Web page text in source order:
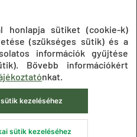
Oldaltérkép
Akadálymentesítési nyilatkozat
Süti beállítások ÁSZF
Versenyhivatal
honlapja sütiket (cookie-k)
(szükséges sütik) és a
információk gyűjtése
Bővebb információkért
nkat.
kezeléséhez
sütik kezeléséhez